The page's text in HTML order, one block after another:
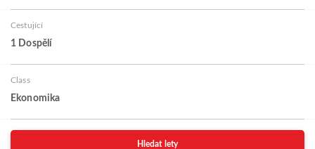
Cestující
1 Dospělí
Class
Ekonomika
Hledat lety